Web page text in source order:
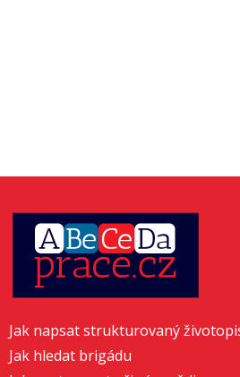
Jak napsat strukturovaný
Jak hledat brigádu